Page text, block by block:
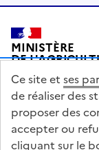
Pied de
MINISTÈRE
DE
DE L'AGRO-
ET DE LA
ALIMENTAIRE
Ce site et ses
de réaliser des
proposer des
accepter ou
cliquant sur le